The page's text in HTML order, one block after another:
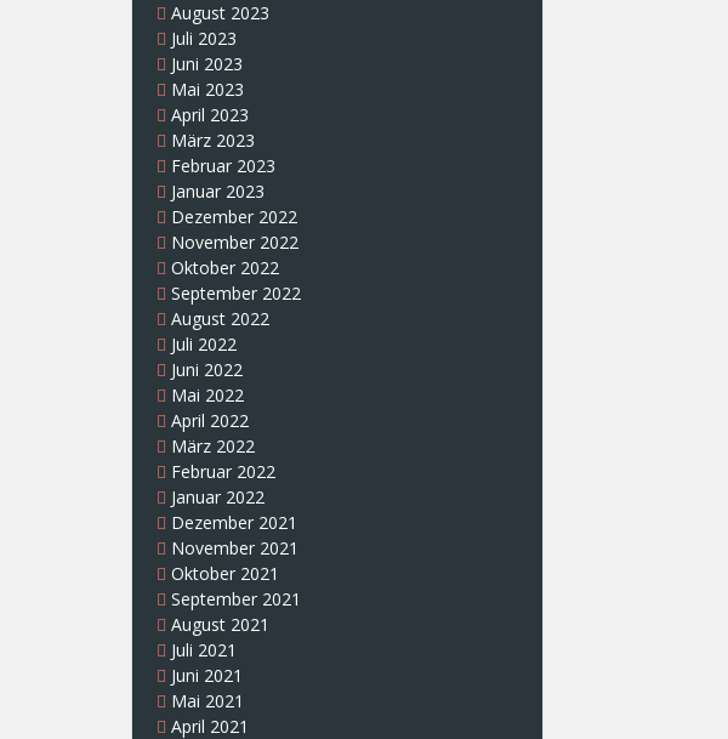
August 2023
Juli 2023
Juni 2023
Mai 2023
April 2023
März 2023
Februar 2023
Januar 2023
Dezember 2022
November 2022
Oktober 2022
September 2022
August 2022
Juli 2022
Juni 2022
Mai 2022
April 2022
März 2022
Februar 2022
Januar 2022
Dezember 2021
November 2021
Oktober 2021
September 2021
August 2021
Juli 2021
Juni 2021
Mai 2021
April 2021